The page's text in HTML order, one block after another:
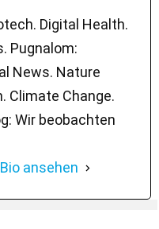
Digital Health.
Pugnalom:
News. Nature
Climate Change.
Wir beobachten
ansehen